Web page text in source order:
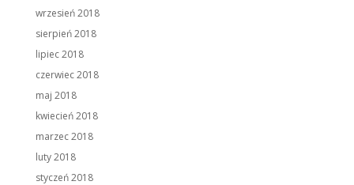
wrzesień 2018
sierpień 2018
lipiec 2018
czerwiec 2018
maj 2018
kwiecień 2018
marzec 2018
luty 2018
styczeń 2018